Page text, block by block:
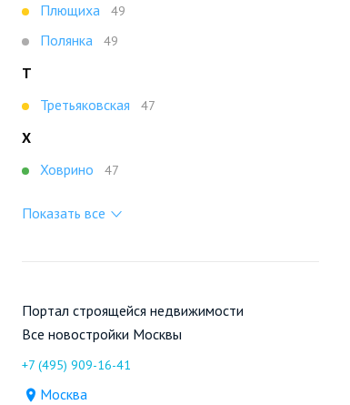
Плющиха 49
Полянка 49
Т
Третьяковская
47
Х
Ховрино
47
Показать все
Портал строящейся недвижимости
Все новостройки Москвы
+7 (495) 909-16-41
Москва